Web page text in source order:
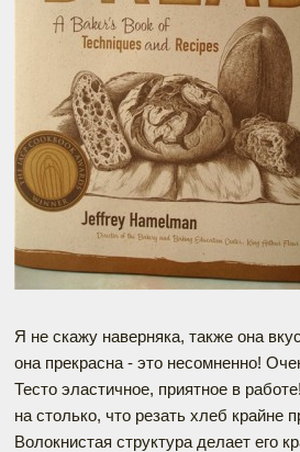
Я не скажу наверняка, также она
она прекрасна - это несомненно!
Тесто эластичное, приятное в
на столько, что резать хлеб крайне
Волокнистая структура делает его